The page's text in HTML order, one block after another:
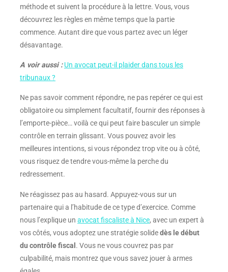
méthode et suivent la procédure à la lettre. Vous, vous
découvrez les règles en même temps que la partie
commence. Autant dire que vous partez avec un léger
désavantage.
A voir aussi : Un avocat peut-il plaider dans tous les
tribunaux ?
Ne pas savoir comment répondre, ne pas repérer ce qui est
obligatoire ou simplement facultatif, fournir des réponses à
l’emporte-pièce… voilà ce qui peut faire basculer un simple
contrôle en terrain glissant. Vous pouvez avoir les
meilleures intentions, si vous répondez trop vite ou à côté,
vous risquez de tendre vous-même la perche du
redressement.
Ne réagissez pas au hasard. Appuyez-vous sur un
partenaire qui a l’habitude de ce type d’exercice. Comme
nous l’explique un avocat fiscaliste à Nice, avec un expert à
vos côtés, vous adoptez une stratégie solidedès le début
du contrôle fiscal . Vous ne vous couvrez pas par
culpabilité, mais montrez que vous savez jouer à armes